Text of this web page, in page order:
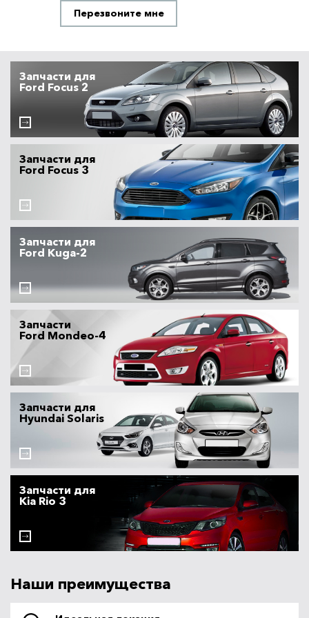
Перезвоните мне
Запчасти для
Ford Focus 2
Запчасти для
Ford Focus 3
Запчасти для
Ford Kuga-2
Запчасти для
Kia Rio 3
Запчасти для
Hyundai Solaris
Запчасти
Ford Mondeo-4
Наши преимущества